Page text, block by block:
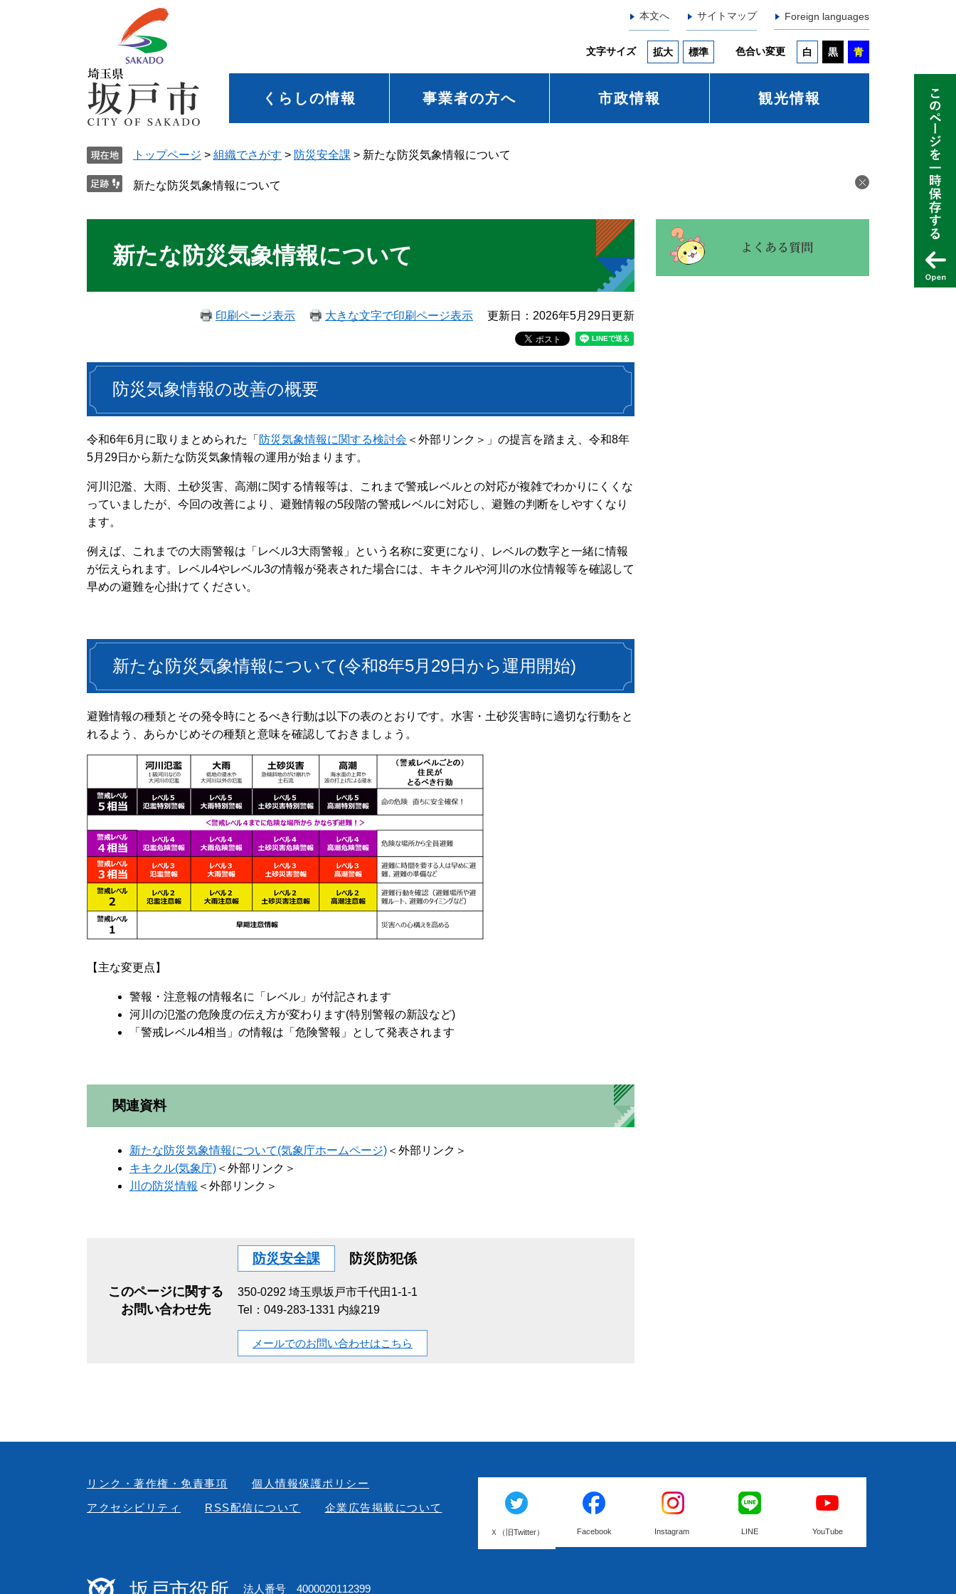
本文へ サイトマップ Foreign languages
文字サイズ 拡大 標準 色合い変更 白 黒 青
くらしの情報 事業者の方へ 市政情報 観光情報
トップページ > 組織でさがす > 防災安全課 > 新たな防災気象情報について
新たな防災気象情報について
新たな防災気象情報について
印刷ページ表示 大きな文字で印刷ページ表示 更新日：2026年5月29日更新
防災気象情報の改善の概要
令和6年6月に取りまとめられた「 防災気象情報に関する検討会 ＜外部リンク＞ 」の提言を踏まえ、令和8年
5月29日から新たな防災気象情報の運用が始まります。
河川氾濫、大雨、土砂災害、高潮に関する情報等は、これまで警戒レベルとの対応が複雑でわかりにくくな
っていましたが、今回の改善により、避難情報の5段階の警戒レベルに対応し、避難の判断をしやすくなり
ます。
例えば、これまでの大雨警報は「レベル3大雨警報」という名称に変更になり、レベルの数字と一緒に情報
が伝えられます。レベル4やレベル3の情報が発表された場合には、キキクルや河川の水位情報等を確認して
早めの避難を心掛けてください。
新たな防災気象情報について(令和8年5月29日から運用開始)
避難情報の種類とその発令時にとるべき行動は以下の表のとおりです。水害・土砂災害時に適切な行動をと
れるよう、あらかじめその種類と意味を確認しておきましょう。
【主な変更点】
警報・注意報の情報名に「レベル」が付記されます
河川の氾濫の危険度の伝え方が変わります(特別警報の新設など)
「警戒レベル4相当」の情報は「危険警報」として発表されます
関連資料
新たな防災気象情報について(気象庁ホームページ) ＜外部リンク＞
キキクル(気象庁) ＜外部リンク＞
川の防災情報 ＜外部リンク＞
このページに関する
お問い合わせ先
防災安全課 防災防犯係
350-0292 埼玉県坂戸市千代田1-1-1
Tel：049-283-1331 内線219
メールでのお問い合わせはこちら
リンク・著作権・免責事項
個人情報保護ポリシー
アクセシビリティ
RSS配信について 企業広告掲載について
Ｘ（旧Twitter） Facebook Instagram LINE YouTube
法人番号 4000020112399